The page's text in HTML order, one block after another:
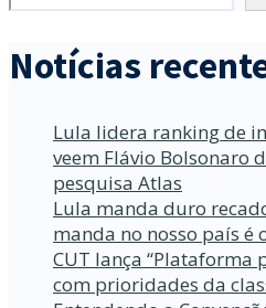
Notícias
Lula lidera ranking de
veem Flávio Bolsonaro
pesquisa Atlas
Lula manda duro
manda no nosso país é
CUT lança “Plataforma
com prioridades da